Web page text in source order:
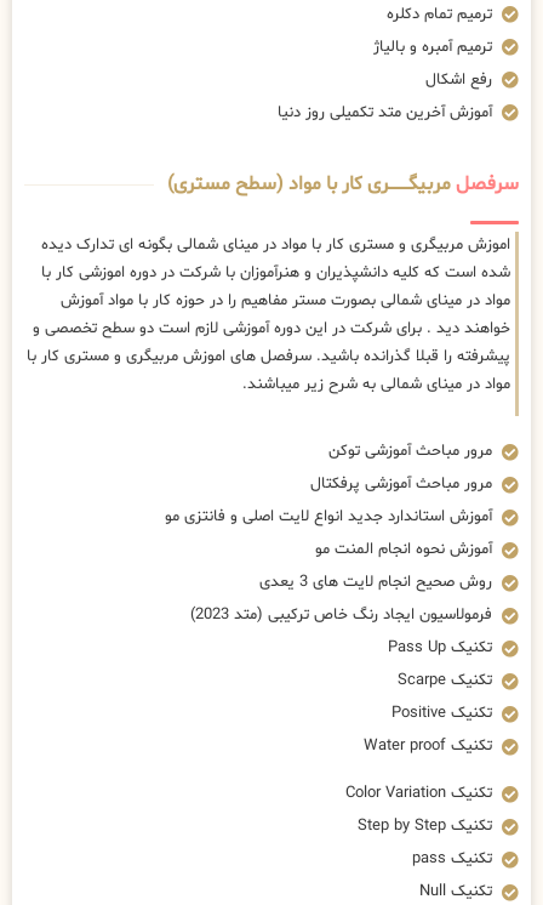
ترمیم تمام دکلره
ترمیم آمبره و بالیاژ
رفع اشکال
آموزش آخرین متد تکمیلی روز دنیا
سرفصلمربیگــــــــری کار با مواد (سطح مستری)
اموزش مربیگری و مستری کار با مواد در مینای شمالی بگونه ای تدارک دیده
شده است که کلیه دانشپذیران و هنرآموزان با شرکت در دوره اموزشی کار با
مواد در مینای شمالی بصورت مستر مفاهیم را در حوزه کار با مواد آموزش
خواهند دید . برای شرکت در این دوره آموزشی لازم است دو سطح تخصصی و
پیشرفته را قبلا گذرانده باشید. سرفصل های اموزش مربیگری و مستری کار با
مواد در مینای شمالی به شرح زیر میباشند.
مرور مباحث آموزشی توکن
مرور مباحث آموزشی پرفکتال
آموزش استاندارد جدید انواع لایت اصلی و فانتزی مو
آموزش نحوه انجام المنت مو
روش صحیح انجام لایت های 3 یعدی
فرمولاسیون ایجاد رنگ خاص ترکیبی (متد 2023)
تکنیک Pass Up
تکنیک Scarpe
تکنیک Positive
تکنیک Water proof
تکنیک Color Variation
تکنیک Step by Step
تکنیک pass
تکنیک Null